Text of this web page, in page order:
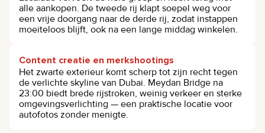
alle aankopen. De tweede rij klapt soepel weg voor
een vrije doorgang naar de derde rij, zodat instappen
moeiteloos blijft, ook na een lange middag winkelen.
Content creatie en merkshootings
Het zwarte exterieur komt scherp tot zijn recht tegen
de verlichte skyline van Dubai. Meydan Bridge na
23:00 biedt brede rijstroken, weinig verkeer en sterke
omgevingsverlichting — een praktische locatie voor
autofotos zonder menigte.